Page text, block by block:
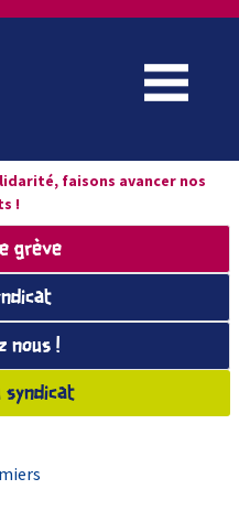
faisons avancer nos
!
grève
nous !
syndicat